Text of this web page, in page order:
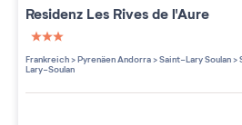
Residenz Les Rives de l'Aure
3 étoiles sur 5
Frankreich>Pyrenäen Andorra>Saint-Lary Soulan>
Lary-Soulan